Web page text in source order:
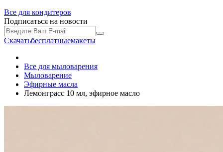
Все для кондитеров
Подписаться на новости
Скачатьбесплатныемакеты
Все для мыловарения
Мыловарение
Эфирные масла
Лемонграсс 10 мл, эфирное масло